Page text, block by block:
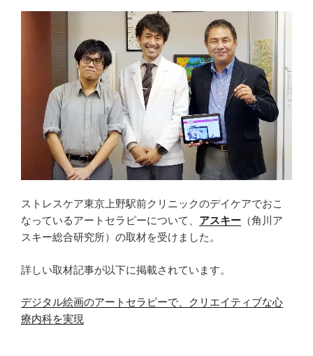
ストレスケア東京上野駅前クリニックのデイケアでおこ
なっているアートセラピーについて、 アスキー （角川ア
スキー総合研究所）の取材を受けました。
詳しい取材記事が以下に掲載されています。
デジタル絵画のアートセラピーで、クリエイティブな心
療内科を実現